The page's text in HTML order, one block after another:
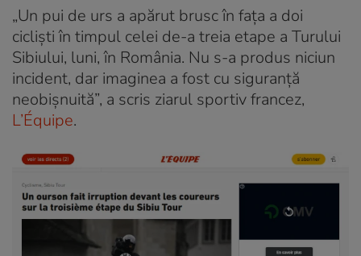
„Un pui de urs a apărut brusc în fața a doi
cicliști în timpul celei de-a treia etape a Turului
Sibiului, luni, în România. Nu s-a produs niciun
incident, dar imaginea a fost cu siguranță
neobișnuită”, a scris ziarul sportiv francez,
L’Équipe.